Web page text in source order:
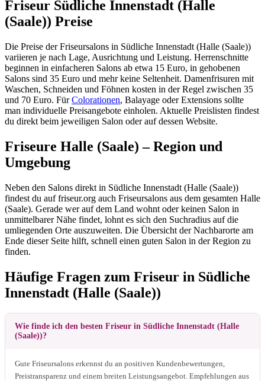
Friseur Südliche Innenstadt (Halle
(Saale)) Preise
Die Preise der Friseursalons in Südliche Innenstadt (Halle (Saale))
variieren je nach Lage, Ausrichtung und Leistung. Herrenschnitte
beginnen in einfacheren Salons ab etwa 15 Euro, in gehobenen
Salons sind 35 Euro und mehr keine Seltenheit. Damenfrisuren mit
Waschen, Schneiden und Föhnen kosten in der Regel zwischen 35
und 70 Euro. FürColorationen, Balayage oder Extensions sollte
man individuelle Preisangebote einholen. Aktuelle Preislisten findest
du direkt beim jeweiligen Salon oder auf dessen Website.
Friseure Halle (Saale) – Region und
Umgebung
Neben den Salons direkt in Südliche Innenstadt (Halle (Saale))
findest du auf friseur.org auch Friseursalons aus dem gesamten Halle
(Saale). Gerade wer auf dem Land wohnt oder keinen Salon in
unmittelbarer Nähe findet, lohnt es sich den Suchradius auf die
umliegenden Orte auszuweiten. Die Übersicht der Nachbarorte am
Ende dieser Seite hilft, schnell einen guten Salon in der Region zu
finden.
Häufige Fragen zum Friseur in Südliche
Innenstadt (Halle (Saale))
Wie finde ich den besten Friseur in Südliche Innenstadt (Halle
(Saale))?
Gute Friseursalons erkennst du an positiven Kundenbewertungen,
Preistransparenz und einem breiten Leistungsangebot. Empfehlungen aus